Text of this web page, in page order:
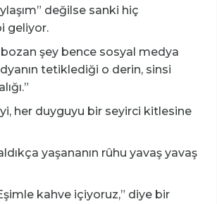
değilse sanki hiç
geliyor.
şey bence sosyal medya
tetiklediği o derin, sinsi
her duyguyu bir seyirci kitlesine
yaşananın rûhu yavaş yavaş
kahve içiyoruz,” diye bir